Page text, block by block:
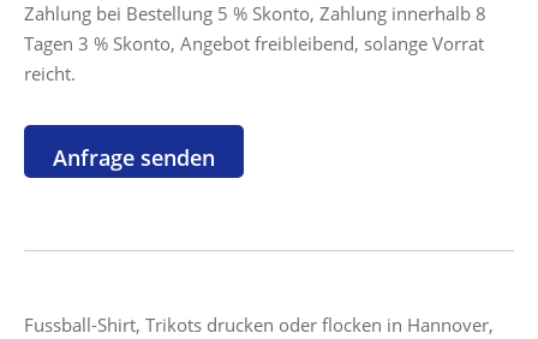
Zahlung bei Bestellung 5 % Skonto, Zahlung innerhalb 8
Tagen 3 % Skonto, Angebot freibleibend, solange Vorrat
reicht.
Fussball-Shirt, Trikots drucken oder flocken in Hannover,